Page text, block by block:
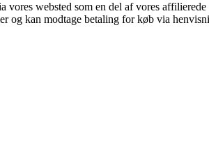
websted som en del af vores affilierede
kan modtage betaling for køb via